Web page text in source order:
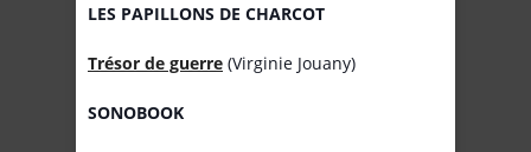
LES PAPILLONS DE CHARCOT
Trésor de guerre (Virginie Jouany)
SONOBOOK